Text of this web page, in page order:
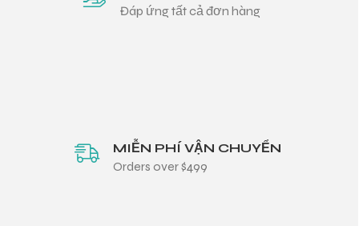
Đáp ứng tất cả đơn hàng
MIỄN PHÍ VẬN CHUYỂN
Orders over $499